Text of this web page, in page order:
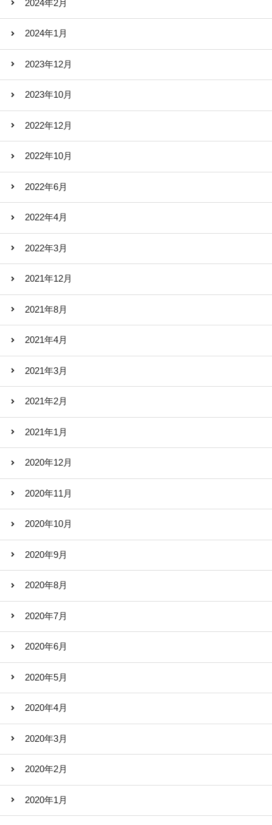
2024年2月
2024年1月
2023年12月
2023年10月
2022年12月
2022年10月
2022年6月
2022年4月
2022年3月
2021年12月
2021年8月
2021年4月
2021年3月
2021年2月
2021年1月
2020年12月
2020年11月
2020年10月
2020年9月
2020年8月
2020年7月
2020年6月
2020年5月
2020年4月
2020年3月
2020年2月
2020年1月